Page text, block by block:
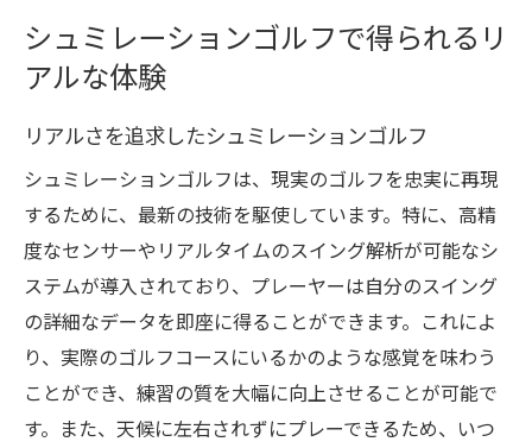
シュミレーションゴルフで得られるリ
アルな体験
リアルさを追求したシュミレーションゴルフ
シュミレーションゴルフは、現実のゴルフを忠実に再現
するために、最新の技術を駆使しています。特に、高精
度なセンサーやリアルタイムのスイング解析が可能なシ
ステムが導入されており、プレーヤーは自分のスイング
の詳細なデータを即座に得ることができます。これによ
り、実際のゴルフコースにいるかのような感覚を味わう
ことができ、練習の質を大幅に向上させることが可能で
す。また、天候に左右されずにプレーできるため、いつ